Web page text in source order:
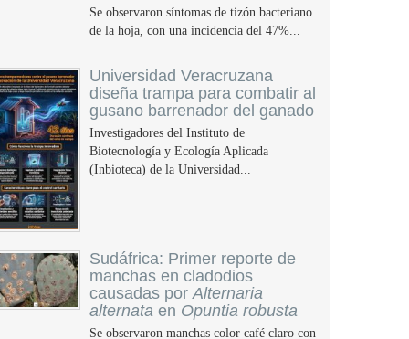
Se observaron síntomas de tizón bacteriano
de la hoja, con una incidencia del 47%...
Universidad Veracruzana
diseña trampa para combatir al
gusano barrenador del ganado
Investigadores del Instituto de
Biotecnología y Ecología Aplicada
(Inbioteca) de la Universidad...
Sudáfrica: Primer reporte de
manchas en cladodios
causadas porAlternaria
alternata en Opuntia robusta
Se observaron manchas color café claro con